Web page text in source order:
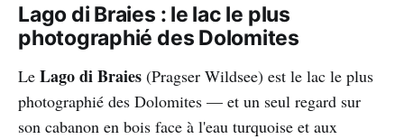
Lago di Braies : le lac le plus
photographié des Dolomites
Le Lago di Braies (Pragser Wildsee) est le lac le plus
photographié des Dolomites — et un seul regard sur
son cabanon en bois face à l'eau turquoise et aux